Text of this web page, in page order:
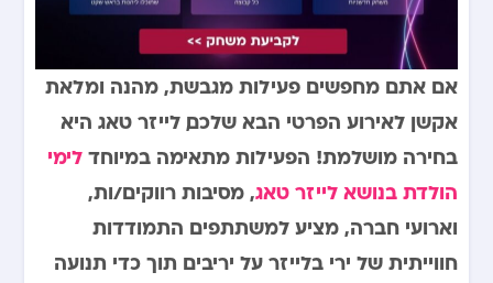
אם אתם מחפשים פעילות מגבשת, מהנה ומלאת
אקשן לאירוע הפרטי הבא שלכם, לייזר טאג היא
בחירה מושלמת! הפעילות מתאימה במיוחדלימי
הולדת בנושא לייזר טאג, מסיבות רווקים/ות,
וארועי חברה, מציע למשתתפים התמודדות
חווייתית של ירי בלייזר על יריבים תוך כדי תנועה